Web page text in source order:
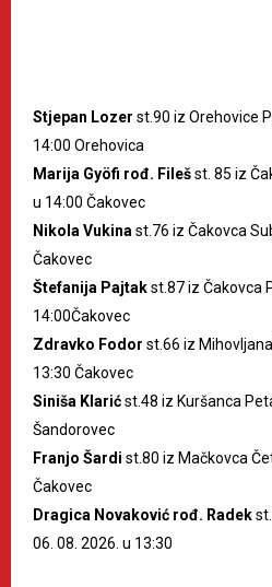
Stjepan Lozer st.90 iz Orehovice
14:00 Orehovica
Marija Gyöfi rođ. Filešst. 85 iz
u 14:00 Čakovec
Nikola Vukinast.76 iz Čakovca
Čakovec
Štefanija Pajtakst.87 iz Čakovca
14:00Čakovec
Zdravko Fodor st.66 iz
13:30 Čakovec
Siniša Klarićst.48 iz Kuršanca
Šandorovec
Franjo Šardi st.80 iz Mačkovca
Čakovec
Dragica Novaković rođ. Radek
06. 08. 2026. u 13:30